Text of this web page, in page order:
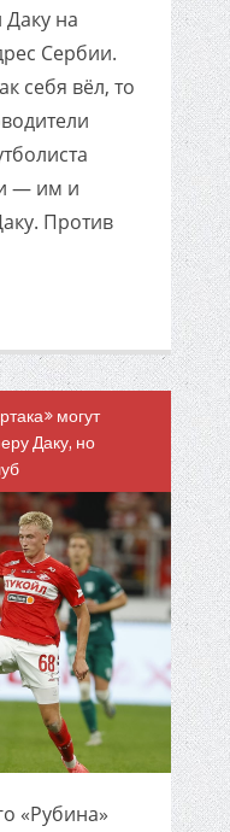
на
Сербии.
себя вёл, то
— им и
Против
могут
Даку, но
«Рубина»